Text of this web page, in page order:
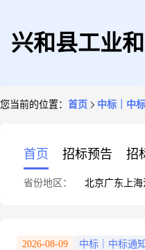
兴和县工业
您当前的位置： 首页 中标｜中
首页 招标预告 招
省份地区： 北京广东 上海
2026-08-09 中标｜中标通知